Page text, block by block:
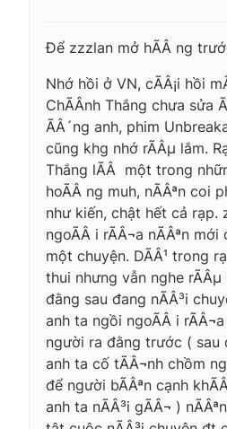
Để zzzlan mở hÃÂ ng
Nhớ hồi ở VN, cÃÂ¡i hồi
ChÃÂ­nh Thắng chưa sửa
ÃÂ´ng anh, phim
cũng khg nhớ rÃÂµ lắm.
Thắng lÃÂ một trong
hoÃÂ ng muh, nÃÂªn coi
như kiến, chật hết cả rạp.
ngoÃÂ i rÃÂ¬a nÃÂªn
một chuyện. DÃÂ¹ trong
thui nhưng vẫn nghe rÃÂµ
đằng sau đang nÃÂ³i
anh ta ngồi ngoÃÂ i
người ra đằng trước ( sau
anh ta cố tÃÂ¬nh chồm
để người bÃÂªn cạnh
anh ta nÃÂ³i gÃÂ¬ )